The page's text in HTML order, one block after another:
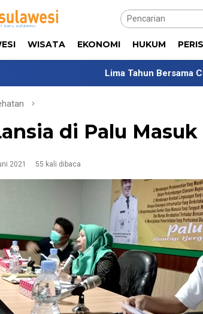
WISATA EKONOMI HUKUM
Lima Tahun Bersama COMIK,
di Palu Masuk
2021
55 kali dibaca